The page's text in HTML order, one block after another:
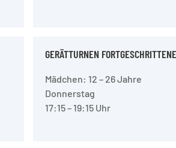
GERÄTTURNEN
Mädchen: 12 – 26 Jahre
Donnerstag
17:15 – 19:15 Uhr